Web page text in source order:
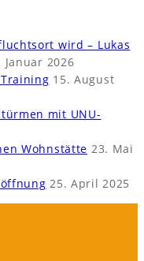
wird – Lukas
Januar 2026
15. August
mit UNU-
Wohnstätte 23. Mai
25. April 2025